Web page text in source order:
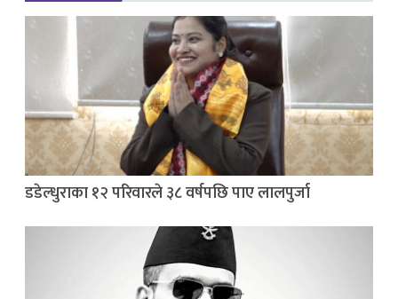
डडेल्धुराका १२ परिवारले ३८ वर्षपछि पाए लालपुर्जा